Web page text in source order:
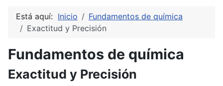
Está aquí: Inicio
Fundamentos de química
Exactitud y Precisión
Fundamentos de química
Exactitud y Precisión